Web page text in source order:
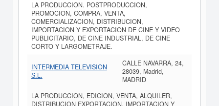
LA PRODUCCION. POSTPRODUCCION,
PROMOCION, COMPRA, VENTA,
COMERCIALIZACION, DISTRIBUCION,
IMPORTACION Y EXPORTACION DE CINE Y VIDEO
PUBLICITARIO, DE CINE INDUSTRIAL, DE CINE
CORTO Y LARGOMETRAJE.
INTERMEDIA TELEVISION
S.L.
CALLE NAVARRA, 24,
28039, Madrid,
MADRID
LA PRODUCCION, EDICION, VENTA, ALQUILER,
DISTRIBUCION EXPORTACION, IMPORTACION Y